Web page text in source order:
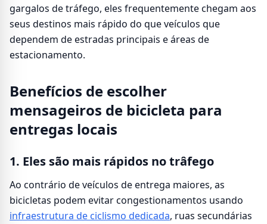
gargalos de tráfego, eles frequentemente chegam aos
seus destinos mais rápido do que veículos que
dependem de estradas principais e áreas de
estacionamento.
Benefícios de escolher
mensageiros de bicicleta para
entregas locais
1. Eles são mais rápidos no trâfego
Ao contrário de veículos de entrega maiores, as
bicicletas podem evitar congestionamentos usando
infraestrutura de ciclismo dedicada, ruas secundárias